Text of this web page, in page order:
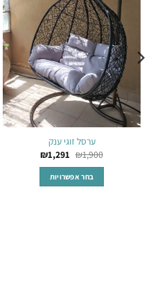
המשאלות
ערסל זוגי ענק
₪1,900
₪1,291
בחר אפשרויות